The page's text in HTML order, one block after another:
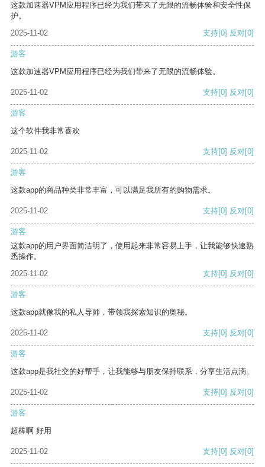
这款加速器VPM应用程序已经为我们带来了无限的流畅体验和安全性保
护。
2025-11-02
支持[0] 反对[0]
游客
这款加速器VPM应用程序已经为我们带来了无限的流畅体验。
2025-11-02 支持[0] 反对[0]
游客
这个软件我非常喜欢
2025-11-02 支持[0] 反对[0]
游客
这款app的商品种类非常丰富，可以满足我所有的购物需求。
2025-11-02 支持[0] 反对[0]
游客
这款app的用户界面简洁明了，使用起来非常容易上手，让我能够快速熟
悉操作。
2025-11-02
支持[0] 反对[0]
游客
这款app就像我的私人导师，带领我探索知识的奥秘。
2025-11-02 支持[0] 反对[0]
游客
这款app是我社交的好帮手，让我能够与朋友保持联系，分享生活点滴。
2025-11-02 支持[0] 反对[0]
游客
超棒啊 好用
2025-11-02 支持[0] 反对[0]